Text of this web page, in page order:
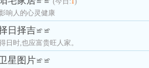
响人的心灵健康
日择吉≌≌
日时,也应富贵旺人家。
星图片≌≌